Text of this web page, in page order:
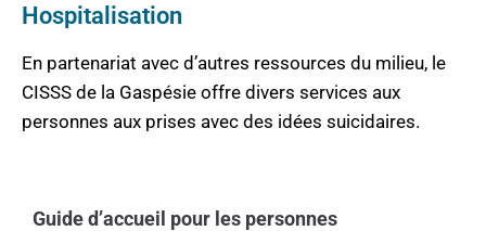
Hospitalisation
En partenariat avec d’autres ressources du milieu, le
CISSS de la Gaspésie offre divers services aux
personnes aux prises avec des idées suicidaires.
Guide d’accueil pour les personnes